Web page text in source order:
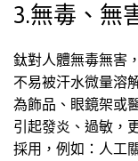
3.無毒、無
鈦對人體無毒無害
不易被汗水微量溶
為飾品、眼鏡架或
引起發炎、過敏，
採用，例如：人工